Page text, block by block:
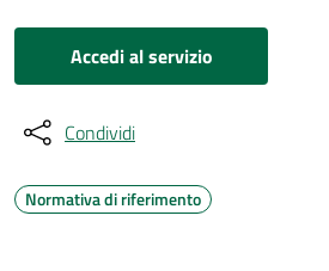
Accedi al servizio
Condividi
Normativa di riferimento